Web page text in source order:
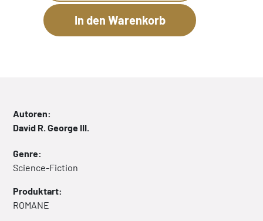
Autoren:
David R. George III.
Genre:
Science-Fiction
Produktart:
ROMANE